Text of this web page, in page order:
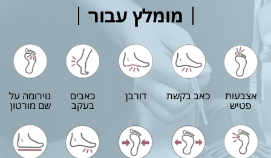
מומלץ עבור
אצבעות
פטיש
כאב בקשת דורבן כאבים
בעקב
נוירומה על
שם מורטון